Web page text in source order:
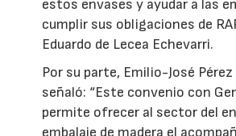
estos envases y ayudar a las
cumplir sus obligaciones de
Eduardo de Lecea Echevarri.
Por su parte, Emilio-José
señaló: “Este convenio con
permite ofrecer al sector del
embalaje de madera el